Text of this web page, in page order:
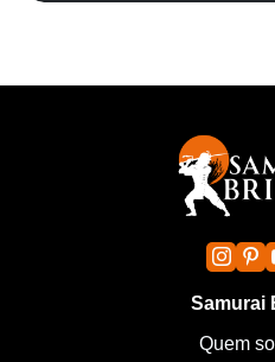
Samurai
Quem